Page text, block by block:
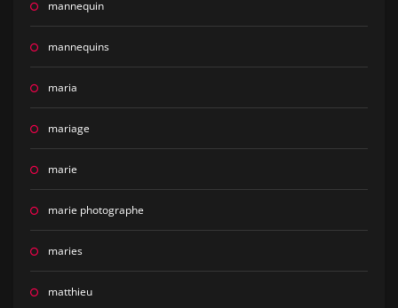
mannequin
mannequins
maria
mariage
marie
marie photographe
maries
matthieu